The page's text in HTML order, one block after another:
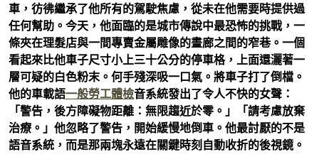
車，彷彿繼承了他所有的駕駛焦慮，從未在他需要時提供過
任何幫助。今天，他面臨的是城市傳說中最恐怖的挑戰，一
條夾在理髮店與一間專賣金屬雕像的畫廊之間的窄巷。一個
看起來比他車子尺寸小上三十公分的停車格，上面還灑著一
層可疑的白色粉末。何手殘深吸一口氣。將車子打了倒檔。
他的車載語一般勞工體檢音系統發出了令人不快的女聲：
「警告，後方障礙物距離：無限趨近於零。」「請考慮放棄
治療。」他忽略了警告，開始緩慢地倒車。他最討厭的不是
語音系統，而是那兩塊永遠在關鍵時刻自動收折的後視鏡。